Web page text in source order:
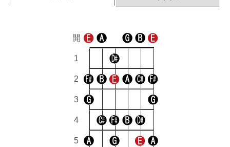
開
1
2
3
4
5